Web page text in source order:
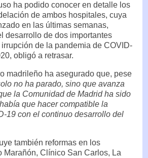
ha podido conocer en detalle los
de ambos hospitales, cuya
en las últimas semanas,
desarrollo de dos importantes
de la pandemia de COVID-
obligó a retrasar.
madrileño ha asegurado que, pese
no ha parado, sino que avanza
la Comunidad de Madrid ha sido
que hacer compatible la
19 con el continuo desarrollo del
también reformas en los
Marañón, Clínico San Carlos, La